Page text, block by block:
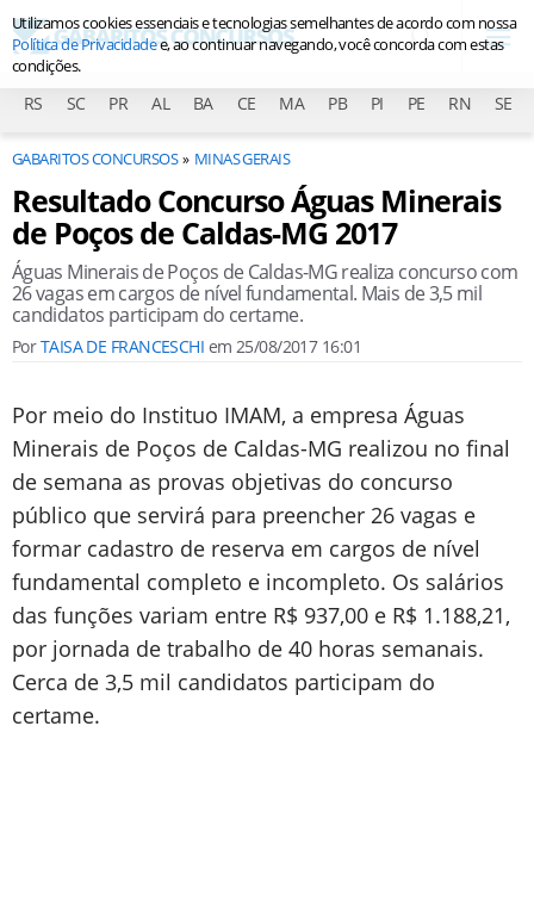
RS SC PR AL BA CE MA PB PI PE RN SE
GABARITOS CONCURSOS MINAS GERAIS
Resultado Concurso Águas Minerais
de Poços de Caldas-MG 2017
Águas Minerais de Poços de Caldas-MG realiza concurso com
26 vagas em cargos de nível fundamental. Mais de 3,5 mil
candidatos participam do certame.
PorTAISA DE FRANCESCHI em 25/08/2017 16:01
Por meio do Instituo IMAM, a empresa Águas
Minerais de Poços de Caldas-MG realizou no final
de semana as provas objetivas do concurso
público que servirá para preencher 26 vagas e
formar cadastro de reserva em cargos de nível
fundamental completo e incompleto. Os salários
das funções variam entre R$ 937,00 e R$ 1.188,21,
por jornada de trabalho de 40 horas semanais.
Cerca de 3,5 mil candidatos participam do
certame.
Utilizamos cookies essenciais e tecnologias semelhantes de acordo com nossa
Política de Privacidadee, ao continuar navegando, você concorda com estas
condições.